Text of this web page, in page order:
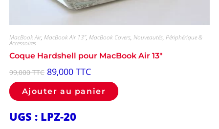
MacBook Air, MacBook Air 13", MacBook Covers, Nouveautés, Périphérique &
Accessoires
Coque Hardshell pour MacBook Air 13″
99,000TTC 89,000 TTC
Ajouter au panier
UGS : LPZ-20